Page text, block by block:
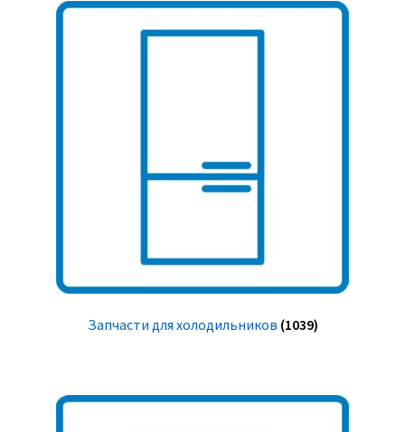
Запчасти для холодильников (1039)